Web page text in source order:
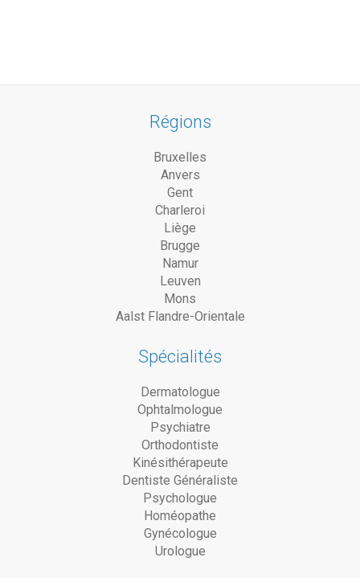
Régions
Bruxelles
Anvers
Gent
Charleroi
Liège
Brugge
Namur
Leuven
Mons
Aalst Flandre-Orientale
Spécialités
Dermatologue
Ophtalmologue
Psychiatre
Orthodontiste
Kinésithérapeute
Dentiste Généraliste
Psychologue
Homéopathe
Gynécologue
Urologue